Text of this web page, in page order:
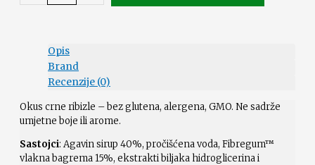
Opis
Brand
Recenzije (0)
Okus crne ribizle – bez glutena, alergena, GMO. Ne sadrže
umjetne boje ili arome.
Sastojci: Agavin sirup 40%, pročišćena voda, Fibregum™
vlakna bagrema 15%, ekstrakti biljaka hidroglicerina i